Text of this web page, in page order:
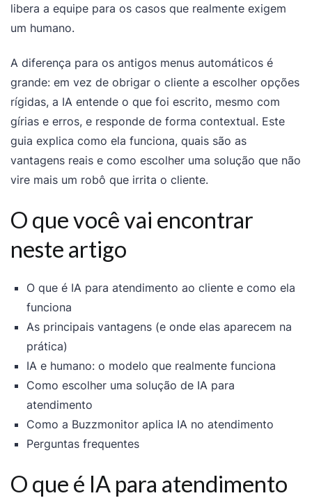
libera a equipe para os casos que realmente exigem
um humano.
A diferença para os antigos menus automáticos é
grande: em vez de obrigar o cliente a escolher opções
rígidas, a IA entende o que foi escrito, mesmo com
gírias e erros, e responde de forma contextual. Este
guia explica como ela funciona, quais são as
vantagens reais e como escolher uma solução que não
vire mais um robô que irrita o cliente.
O que você vai encontrar
neste artigo
O que é IA para atendimento ao cliente e como ela
funciona
As principais vantagens (e onde elas aparecem na
prática)
IA e humano: o modelo que realmente funciona
Como escolher uma solução de IA para
atendimento
Como a Buzzmonitor aplica IA no atendimento
Perguntas frequentes
O que é IA para atendimento